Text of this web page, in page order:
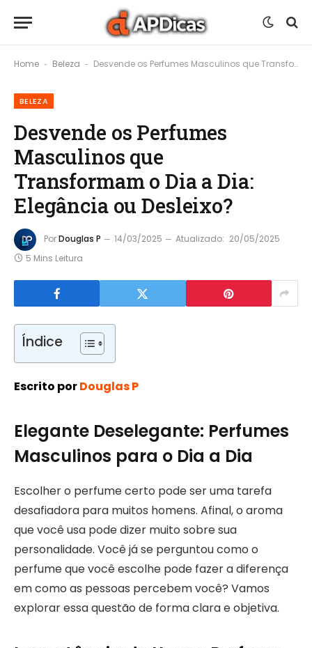
Home - Beleza - Desvende os Perfumes Masculinos que Transformam o Dia a Dia: Elegância ou Desleixo?
BELEZA
Desvende os Perfumes
Masculinos que
Transformam o Dia a Dia:
Elegância ou Desleixo?
PorDouglas P 14/03/2025 Atualizado: 20/05/2025
5 Mins Leitura
Índice
Escrito porDouglas P
Elegante Deselegante: Perfumes
Masculinos para o Dia a Dia
Escolher o perfume certo pode ser uma tarefa
desafiadora para muitos homens. Afinal, o aroma
que você usa pode dizer muito sobre sua
personalidade. Você já se perguntou como o
perfume que você escolhe pode fazer a diferença
em como as pessoas percebem você? Vamos
explorar essa questão de forma clara e objetiva.